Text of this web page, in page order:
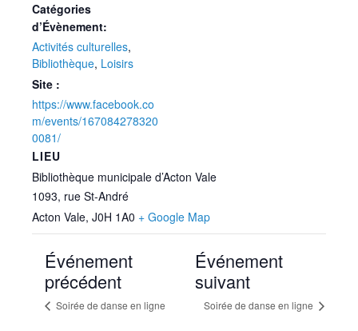
Catégories
d’Évènement:
Activités culturelles,
Bibliothèque, Loisirs
Site :
https://www.facebook.co
m/events/167084278320
0081/
LIEU
Bibliothèque municipale d’Acton Vale
1093, rue St-André
Acton Vale, J0H 1A0 + Google Map
Événement
précédent
Soirée de danse en ligne
Événement
suivant
Soirée de danse en ligne